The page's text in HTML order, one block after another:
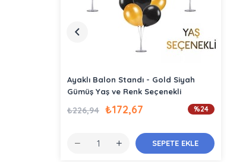
Ayaklı Balon Standı - Gold Siyah
Gümüş Yaş ve Renk Seçenekli
₺172,67
₺226,94
SEPETE EKLE
%24